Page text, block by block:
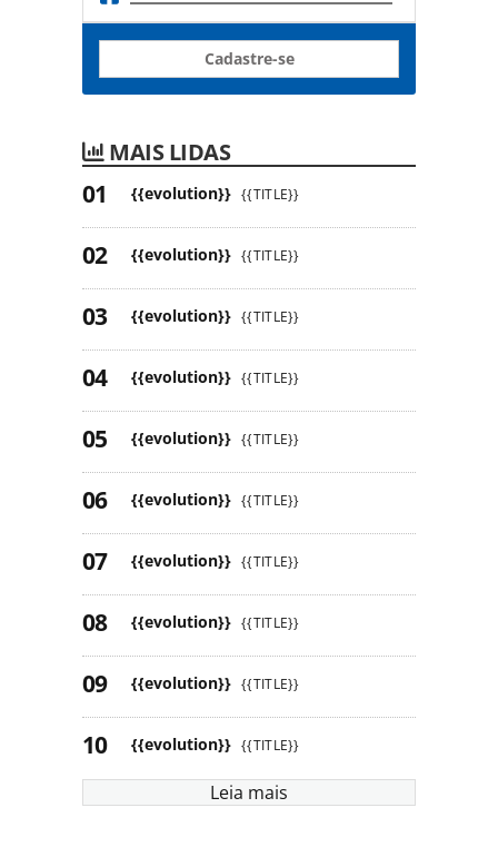
Cadastre-se
MAIS LIDAS
{{evolution}} {{TITLE}}
{{evolution}} {{TITLE}}
{{evolution}} {{TITLE}}
{{evolution}} {{TITLE}}
{{evolution}} {{TITLE}}
{{evolution}} {{TITLE}}
{{evolution}} {{TITLE}}
{{evolution}} {{TITLE}}
{{evolution}} {{TITLE}}
{{evolution}} {{TITLE}}
Leia mais